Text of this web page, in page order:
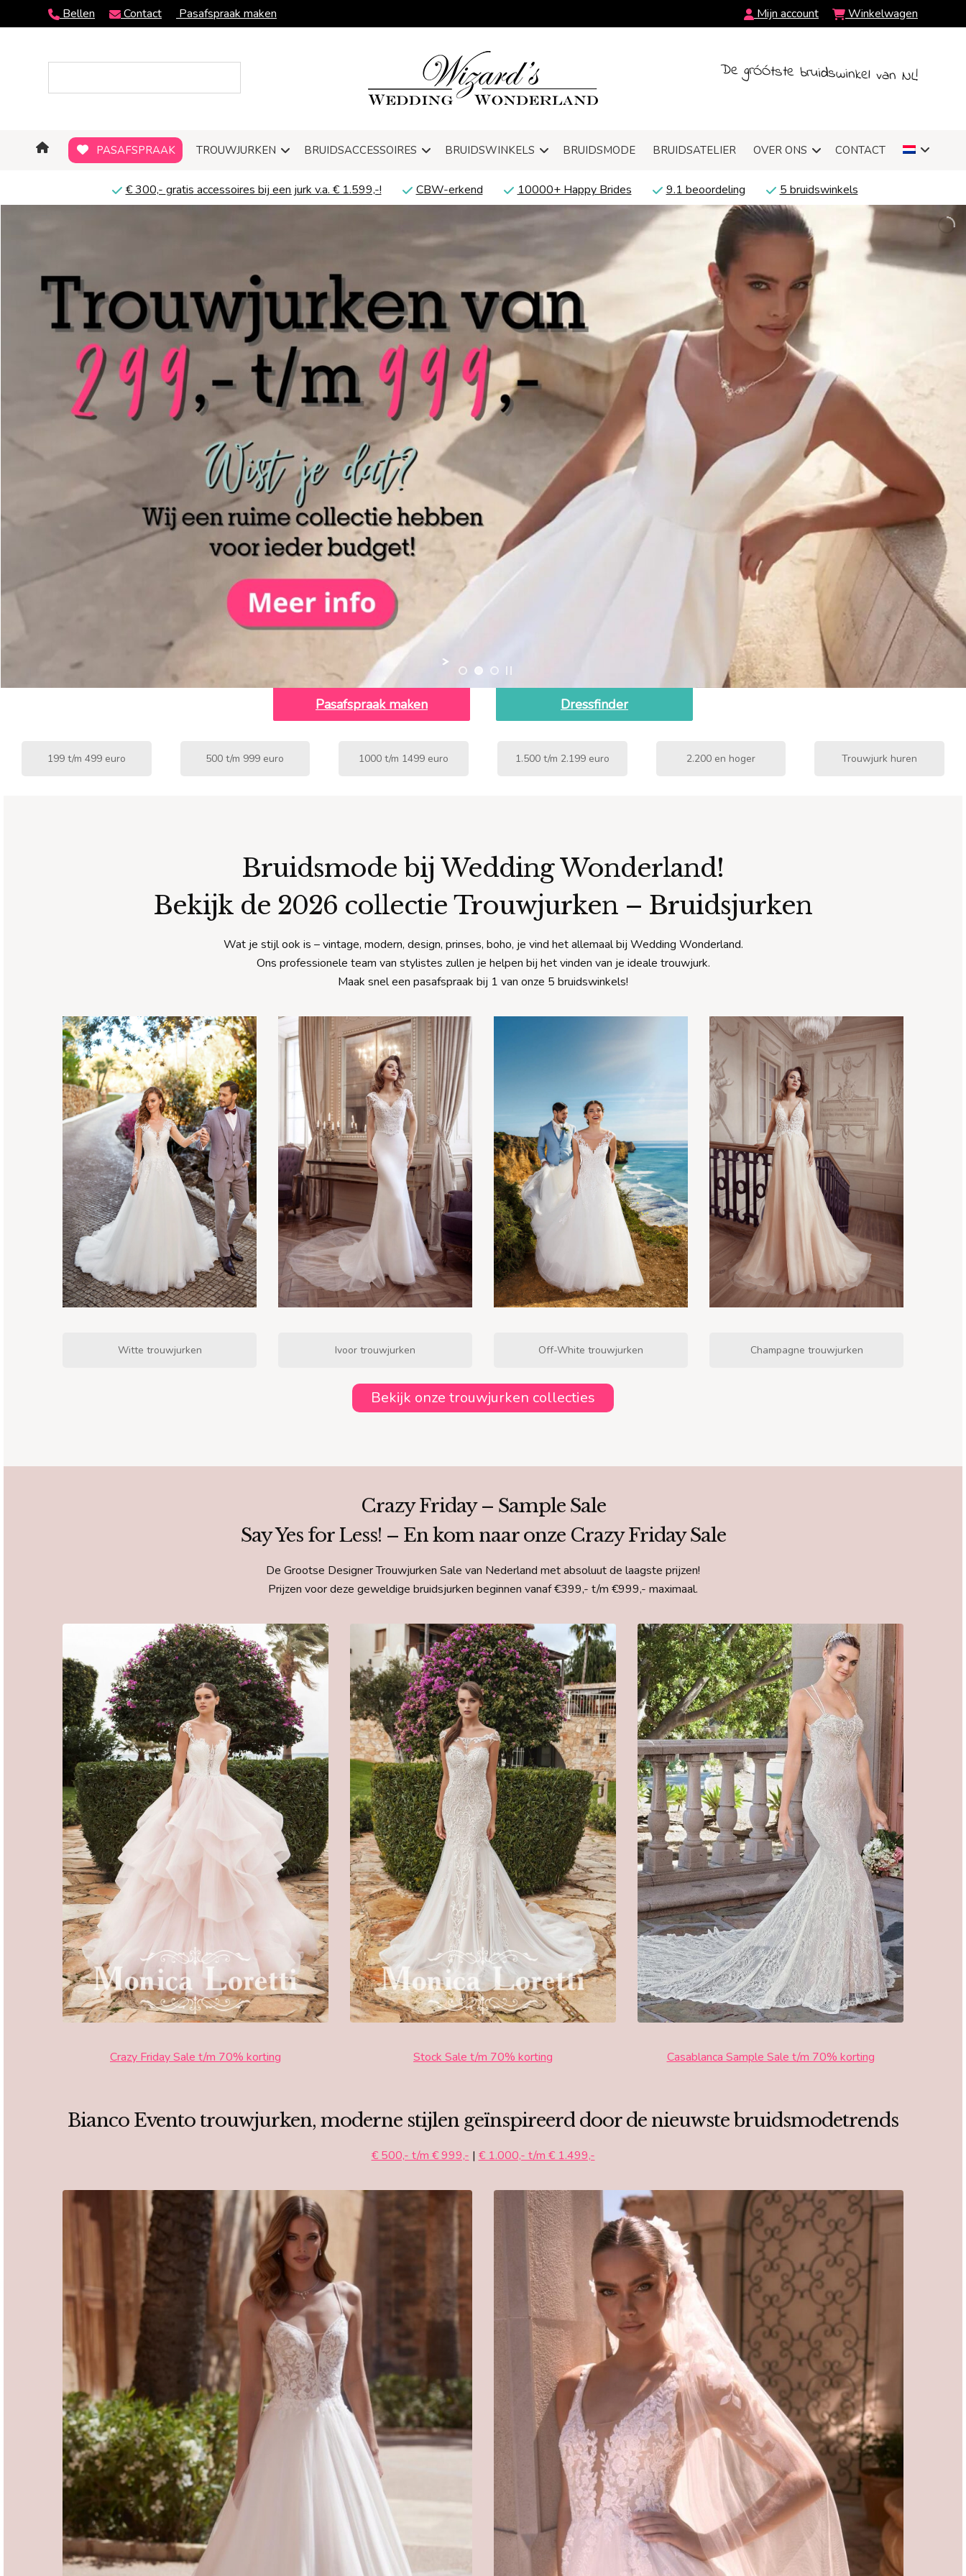
Bellen Contact Pasafspraak maken Mijn account Winkelwagen
De grÓÓtste bruidswinkel van NL!
PASAFSPRAAK TROUWJURKEN BRUIDSACCESSOIRES BRUIDSWINKELS BRUIDSMODE BRUIDSATELIER OVER ONS CONTACT
€ 300,- gratis accessoires bij een jurk v.a. € 1.599,-! CBW-erkend 10000+ Happy Brides 9.1 beoordeling 5 bruidswinkels
Pasafspraak maken Dressfinder
199 t/m 499 euro 500 t/m 999 euro 1000 t/m 1499 euro 1.500 t/m 2.199 euro 2.200 en hoger Trouwjurk huren
Bruidsmode bij Wedding Wonderland!
Bekijk de 2026 collectie Trouwjurken – Bruidsjurken
Wat je stijl ook is – vintage, modern, design, prinses, boho, je vind het allemaal bij Wedding Wonderland.
Ons professionele team van stylistes zullen je helpen bij het vinden van je ideale trouwjurk.
Maak snel een pasafspraak bij 1 van onze 5 bruidswinkels!
Witte trouwjurken Ivoor trouwjurken Off-White trouwjurken Champagne trouwjurken
Bekijk onze trouwjurken collecties
Crazy Friday – Sample Sale
Say Yes for Less! – En kom naar onze Crazy Friday Sale
De Grootse Designer Trouwjurken Sale van Nederland met absoluut de laagste prijzen!
Prijzen voor deze geweldige bruidsjurken beginnen vanaf €399,- t/m €999,- maximaal.
Crazy Friday Sale t/m 70% korting Stock Sale t/m 70% korting Casablanca Sample Sale t/m 70% korting
Bianco Evento trouwjurken, moderne stijlen geïnspireerd door de nieuwste bruidsmodetrends
€ 500,- t/m € 999,- | € 1.000,- t/m € 1.499,-